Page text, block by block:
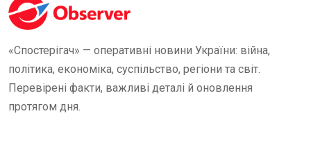
«Спостерігач» — оперативні новини України: війна,
політика, економіка, суспільство, регіони та світ.
Перевірені факти, важливі деталі й оновлення
протягом дня.